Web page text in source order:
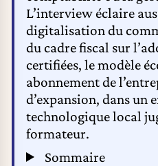
L’interview éclaire
digitalisation du
du cadre fiscal sur
certifiées, le modèle
abonnement de
d’expansion, dans un
technologique local
formateur.
Sommaire